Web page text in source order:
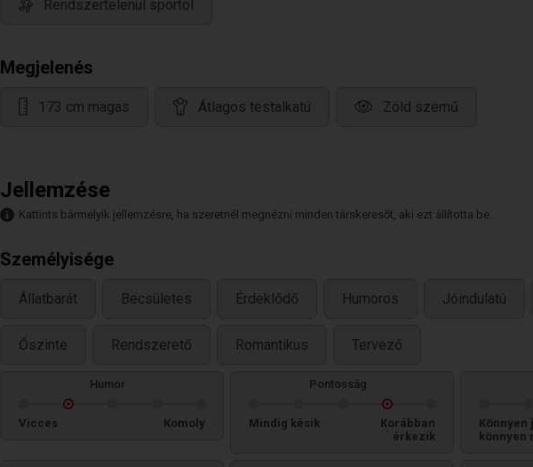
Rendszertelenül sportol
Megjelenés
173 cm magas Átlagos testalkatú Zöld szemű
Jellemzése
Kattints bármelyik jellemzésre, ha szeretnél megnézni minden társkeresőt, aki ezt állította be.
Személyisége
Állatbarát Becsületes Érdeklődő Humoros Jóindulatú
Őszinte Rendszerető Romantikus Tervező
Humor
Vicces Komoly
Pontosság
Mindig késik
Korábban
érkezik
Könnyen
könnyen